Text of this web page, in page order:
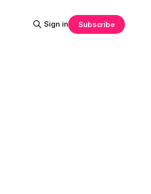
Sign in Subscribe